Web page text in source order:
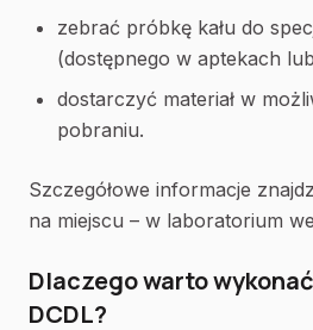
zebrać próbkę kału do
(dostępnego w aptekach
dostarczyć materiał w
pobraniu.
Szczegółowe informacje
na miejscu – w laboratorium
Dlaczego warto
DCDL?